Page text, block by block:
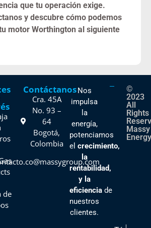
que tu operación exige.
y descubre cómo podemos
motor Worthington al siguiente
de
Contáctanos
Cra. 45A
No. 93 –
64
Bogotá,
Colombia
Nos
impulsa
la
energía,
potenciamos
el crecimiento,
la
rentabilidad,
y la
eficienciade
nuestros
clientes.
©
2023
All
Rights
Massy